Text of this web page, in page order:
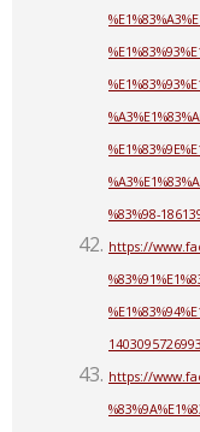
%83%98-
https://
https://